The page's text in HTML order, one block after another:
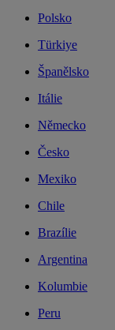
Polsko
Türkiye
Španělsko
Itálie
Německo
Česko
Mexiko
Chile
Brazílie
Argentina
Kolumbie
Peru